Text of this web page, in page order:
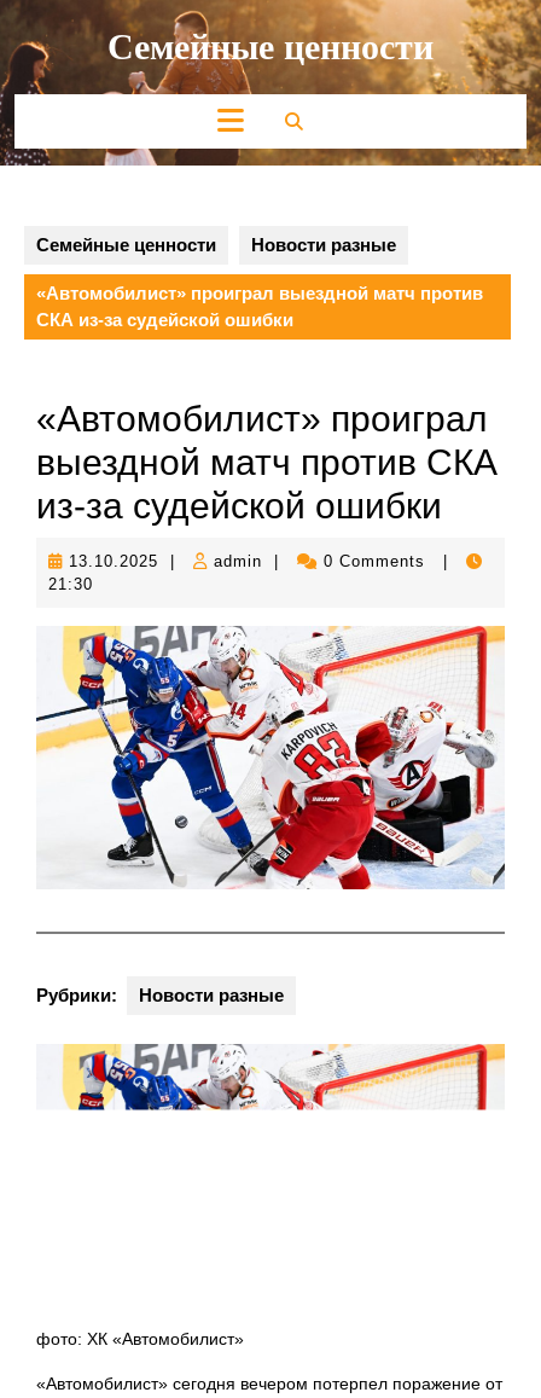
Перейти
содержимому Семейные ценности
Кнопка
Открыть
Семейные ценности Новости разные
«Автомобилист» проиграл выездной матч против
СКА из-за судейской ошибки
«Автомобилист» проиграл
выездной матч против СКА
из-за судейской ошибки
13.10.2025 13.10.2025
admin admin 0 Comments
21:30
Рубрики: Новости разные
фото: ХК «Автомобилист»
«Автомобилист» сегодня вечером потерпел поражение от